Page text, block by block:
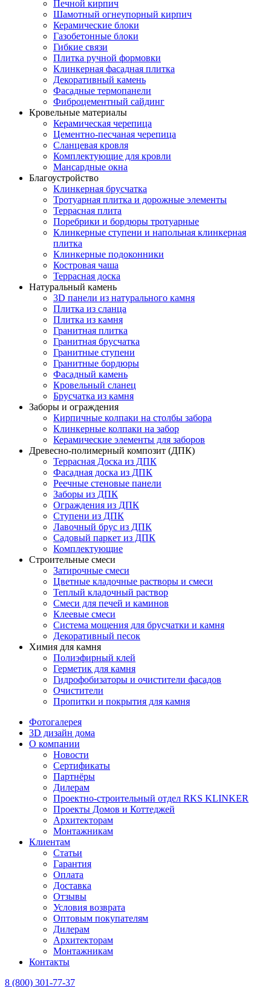
Печной кирпич
Шамотный огнеупорный кирпич
Керамические блоки
Газобетонные блоки
Гибкие связи
Плитка ручной формовки
Клинкерная фасадная плитка
Декоративный камень
Фасадные термопанели
Фиброцементный сайдинг
Кровельные материалы
Керамическая черепица
Цементно-песчаная черепица
Сланцевая кровля
Комплектующие для кровли
Мансардные окна
Благоустройство
Клинкерная брусчатка
Тротуарная плитка и дорожные элементы
Террасная плита
Поребрики и бордюры тротуарные
Клинкерные ступени и напольная клинкерная
плитка
Клинкерные подоконники
Костровая чаша
Террасная доска
Натуральный камень
3D панели из натурального камня
Плитка из сланца
Плитка из камня
Гранитная плитка
Гранитная брусчатка
Гранитные ступени
Гранитные бордюры
Фасадный камень
Кровельный сланец
Брусчатка из камня
Заборы и ограждения
Кирпичные колпаки на столбы забора
Клинкерные колпаки на забор
Керамические элементы для заборов
Древесно-полимерный композит (ДПК)
Террасная Доска из ДПК
Фасадная доска из ДПК
Реечные стеновые панели
Заборы из ДПК
Ограждения из ДПК
Ступени из ДПК
Лавочный брус из ДПК
Садовый паркет из ДПК
Комплектующие
Строительные смеси
Затирочные смеси
Цветные кладочные растворы и смеси
Теплый кладочный раствор
Смеси для печей и каминов
Клеевые смеси
Система мощения для брусчатки и камня
Декоративный песок
Химия для камня
Полиэфирный клей
Герметик для камня
Гидрофобизаторы и очистители фасадов
Очистители
Пропитки и покрытия для камня
Фотогалерея
3D дизайн дома
О компании
Новости
Сертификаты
Партнёры
Дилерам
Проектно-строительный отдел RKS KLINKER
Проекты Домов и Коттеджей
Архитекторам
Монтажникам
Клиентам
Статьи
Гарантия
Оплата
Доставка
Отзывы
Условия возврата
Оптовым покупателям
Дилерам
Архитекторам
Монтажникам
Контакты
8 (800) 301-77-37